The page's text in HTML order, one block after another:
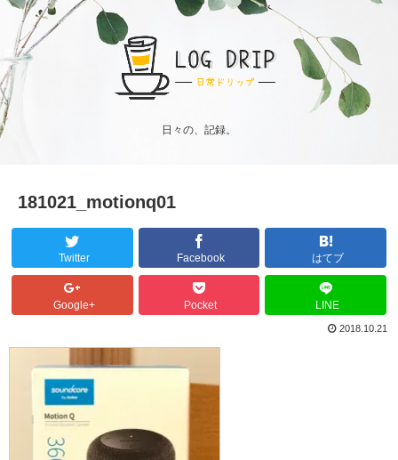
日々の、記録。
181021_motionq01
Twitter Facebook はてブ
Google+ Pocket LINE
2018.10.21